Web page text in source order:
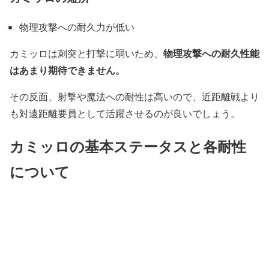
物理攻撃への耐久力が低い
カミッロは刺突と打撃に弱いため、 物理攻撃への耐久性能
はあまり期待できません。
その反面、射撃や魔法への耐性は高いので、近距離戦より
も対遠距離要員として活躍させるのが良いでしょう。
カミッロの基本ステータスと各耐性
について